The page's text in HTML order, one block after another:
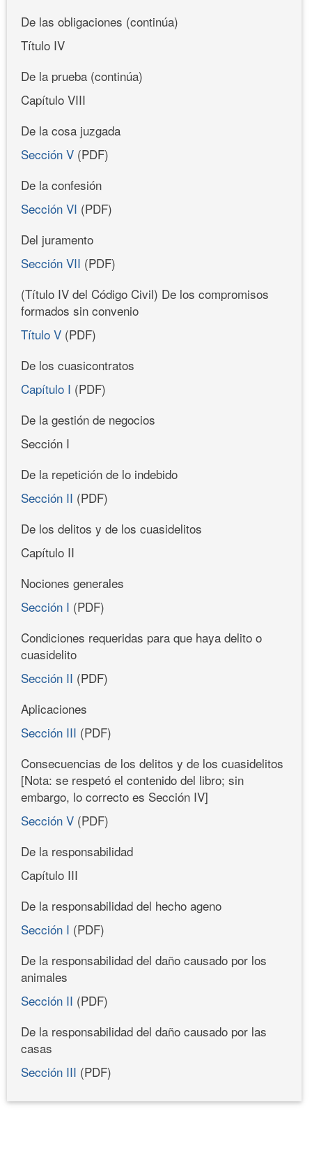
De las obligaciones (continúa)
Título IV
De la prueba (continúa)
Capítulo VIII
De la cosa juzgada
Sección V (PDF)
De la confesión
Sección VI (PDF)
Del juramento
Sección VII (PDF)
(Título IV del Código Civil) De los compromisos
formados sin convenio
Título V (PDF)
De los cuasicontratos
Capítulo I (PDF)
De la gestión de negocios
Sección I
De la repetición de lo indebido
Sección II (PDF)
De los delitos y de los cuasidelitos
Capítulo II
Nociones generales
Sección I (PDF)
Condiciones requeridas para que haya delito o
cuasidelito
Sección II (PDF)
Aplicaciones
Sección III (PDF)
Consecuencias de los delitos y de los cuasidelitos
[Nota: se respetó el contenido del libro; sin
embargo, lo correcto es Sección IV]
Sección V (PDF)
De la responsabilidad
Capítulo III
De la responsabilidad del hecho ageno
Sección I (PDF)
De la responsabilidad del daño causado por los
animales
Sección II (PDF)
De la responsabilidad del daño causado por las
casas
Sección III (PDF)